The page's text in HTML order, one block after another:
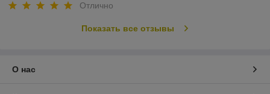
Отлично
Показать все отзывы
О нас